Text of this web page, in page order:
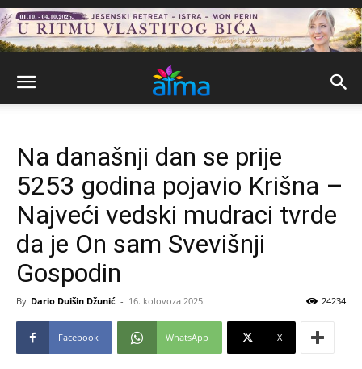
Na današnji dan se prije
5253 godina pojavio Krišna –
Najveći vedski mudraci tvrde
da je On sam Svevišnji
Gospodin
By Dario Duišin Džunić - 16. kolovoza 2025. 24234
Facebook WhatsApp X